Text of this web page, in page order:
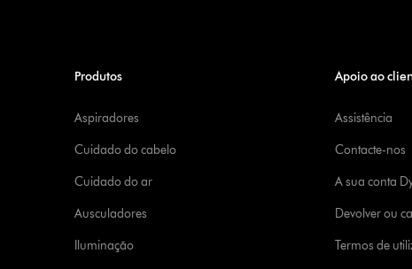
Produtos
Aspiradores
Cuidado do cabelo
Cuidado do ar
Ausculadores
Iluminação
Apoio ao
Assistência
Contacte-nos
A sua conta
Devolver ou
Termos de